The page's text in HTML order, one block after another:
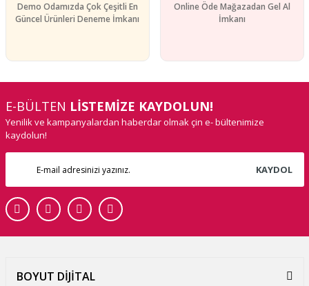
Demo Odamızda Çok Çeşitli En
Güncel Ürünleri Deneme İmkanı
Online Öde Mağazadan Gel Al
İmkanı
E-BÜLTEN LİSTEMİZE KAYDOLUN!
Yenilik ve kampanyalardan haberdar olmak çin e- bültenimize
kaydolun!
KAYDOL
BOYUT DİJİTAL